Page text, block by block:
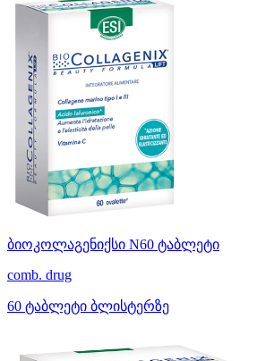
ბიოკოლაგენიქსი N60 ტაბლეტი
comb. drug
60 ტაბლეტი ბლისტერზე